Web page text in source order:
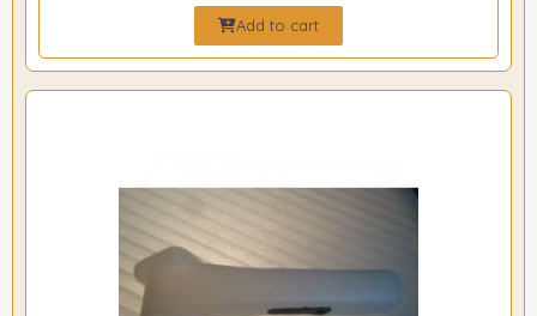
Add to cart